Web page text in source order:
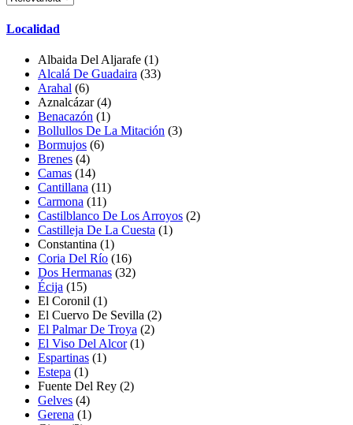
Localidad
Albaida Del Aljarafe (1)
Alcalá De Guadaira (33)
Arahal (6)
Aznalcázar(4)
Benacazón (1)
Bollullos De La Mitación (3)
Bormujos (6)
Brenes (4)
Camas (14)
Cantillana (11)
Carmona (11)
Castilblanco De Los Arroyos (2)
Castilleja De La Cuesta (1)
Constantina (1)
Coria Del Río (16)
Dos Hermanas (32)
Écija (15)
El Coronil (1)
El Cuervo De Sevilla (2)
El Palmar De Troya (2)
El Viso Del Alcor(1)
Espartinas (1)
Estepa (1)
Fuente Del Rey (2)
Gelves (4)
Gerena (1)